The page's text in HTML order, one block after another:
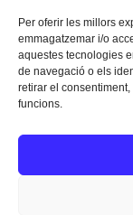
Per oferir les millors
emmagatzemar i/o
aquestes tecnologies
de navegació o els
retirar el
funcions.